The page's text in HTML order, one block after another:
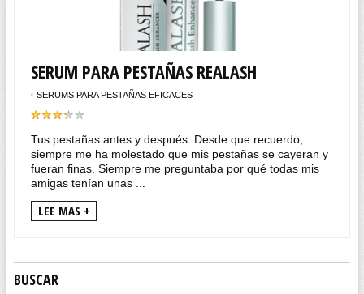
SERUM PARA PESTAÑAS REALASH
SERUMS PARA PESTAÑAS EFICACES
Tus pestañas antes y después: Desde que recuerdo,
siempre me ha molestado que mis pestañas se cayeran y
fueran finas. Siempre me preguntaba por qué todas mis
amigas tenían unas ...
LEE MAS +
BUSCAR